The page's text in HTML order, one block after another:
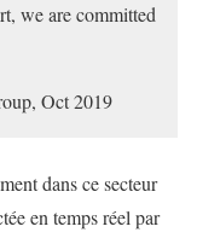
we are committed
Oct 2019
dans ce secteur
en temps réel par